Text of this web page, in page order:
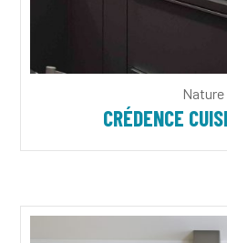
Nature
CRÉDENCE